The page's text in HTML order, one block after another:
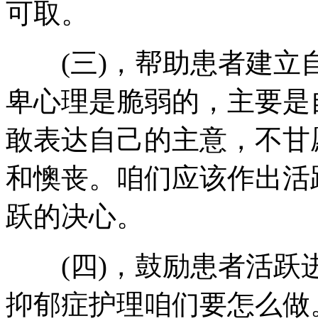
可取。
(三)，帮助患者建立
卑心理是脆弱的，主要
敢表达自己的主意，不
和懊丧。咱们应该作出
跃的决心。
(四)，鼓励患者活跃
抑郁症护理咱们要怎么